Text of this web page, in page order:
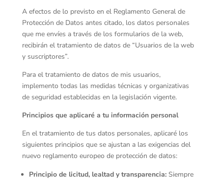
A efectos de lo previsto en el Reglamento General de
Protección de Datos antes citado, los datos personales
que me envíes a través de los formularios de la web,
recibirán el tratamiento de datos de “Usuarios de la web
y suscriptores”.
Para el tratamiento de datos de mis usuarios,
implemento todas las medidas técnicas y organizativas
de seguridad establecidas en la legislación vigente.
Principios que aplicaré a tu información personal
En el tratamiento de tus datos personales, aplicaré los
siguientes principios que se ajustan a las exigencias del
nuevo reglamento europeo de protección de datos:
Principio de licitud, lealtad y transparencia: Siempre